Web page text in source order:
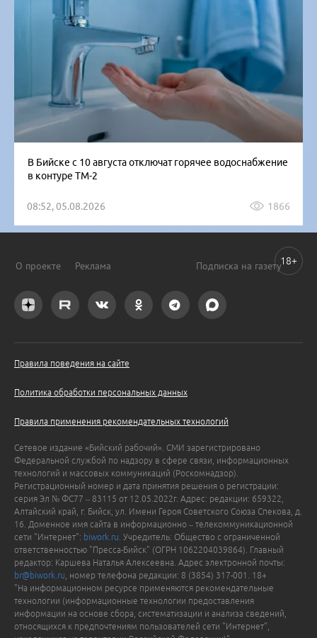
В Бийске с 10 августа отключат горячее водоснабжение
в контуре ТМ-2
08:52, 05.08.2026 1866
О проекте Реклама Подписка на газету
Правила поведения на сайте
Политика обработки персональных данных
Правила применения рекомендательных технологий
Сетевое издание «Бийский рабочий». СМИ зарегистрировано
Федеральной службой по надзору в сфере связи, информационных
технологий и массовых коммуникаций (Роскомнадзор).
Регистрационный номер и дата принятия решения о регистрации:
серия Эл № ФС77 – 83115 от 12.05.2022г. Адрес: редакции: 659322,
Алтайский край, г. Бийск, ул. Имени Героя Советского Союза Спекова, д.
16. Доменное имя сайта в информационно – телекоммуникационной
сети "Интернет": biwork.ru . Учредитель: Общество с ограниченной
ответственностью "Пресса-Бийск" (ОГРН 1062204039864). Главный
редактор: Каршева Наталья Алексеевна. Адрес электронной почты:
br@biwork.ru , номер телефона редакции: 8 (3854) 317-001. 18+
"На информационном ресурсе применяются рекомендательные
технологии (информационные технологии предоставления
информации на основе сбора, систематизации и анализа сведений,
относящихся к предпочтениям пользователей сети "Интернет",
18+